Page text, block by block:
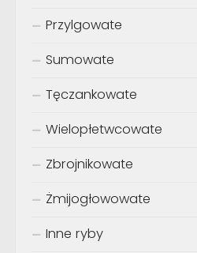
Przylgowate
Sumowate
Tęczankowate
Wielopłetwcowate
Zbrojnikowate
Żmijogłowowate
Inne ryby